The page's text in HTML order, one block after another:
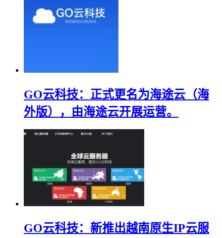
GO云科技：正式更名为海途云（海
外版），由海途云开展运营。
GO云科技：新推出越南原生IP云服